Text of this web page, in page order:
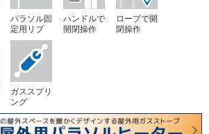
パラソル固
定用リブ
ハンドルで
開閉操作
ロープで開
閉操作
ガススプリ
ング